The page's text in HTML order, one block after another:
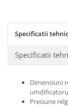
Specificatii
Specificatii
Dimensiuni
Presiune